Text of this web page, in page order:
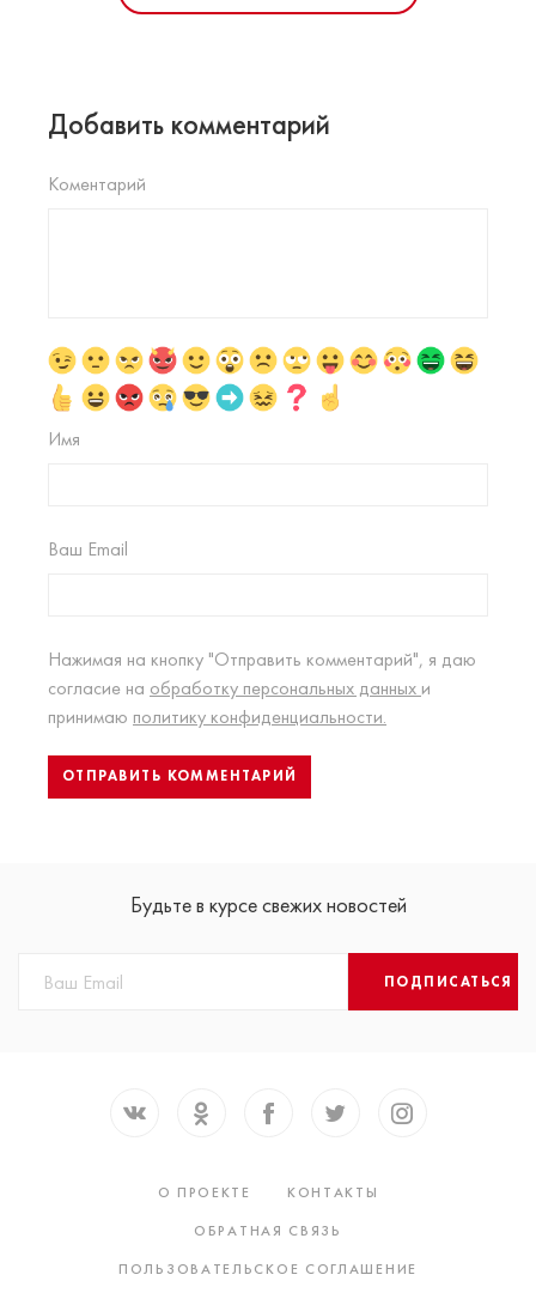
Добавить комментарий
Коментарий
Имя
Ваш Email
Нажимая на кнопку "Отправить комментарий", я даю
согласие на обработку персональных данных и
принимаю политику конфиденциальности.
Будьте в курсе свежих новостей
ПОДПИСАТЬСЯ
О ПРОЕКТЕ
КОНТАКТЫ
ОБРАТНАЯ СВЯЗЬ
ПОЛЬЗОВАТЕЛЬСКОЕ СОГЛАШЕНИЕ